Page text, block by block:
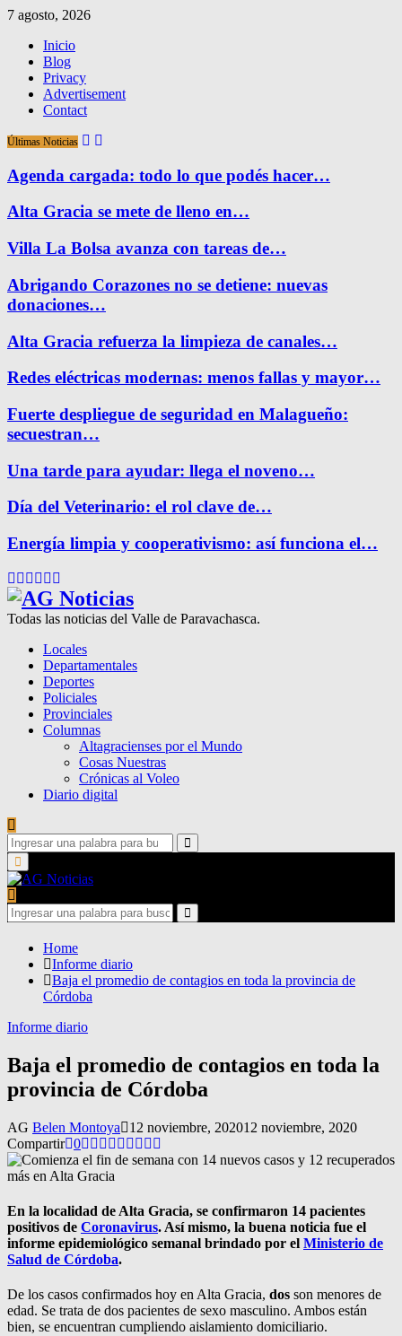
7 agosto, 2026
Inicio
Blog
Privacy
Advertisement
Contact
Últimas Noticias
Agenda cargada: todo lo que podés hacer…
Alta Gracia se mete de lleno en…
Villa La Bolsa avanza con tareas de…
Abrigando Corazones no se detiene: nuevas
donaciones…
Alta Gracia refuerza la limpieza de canales…
Redes eléctricas modernas: menos fallas y mayor…
Fuerte despliegue de seguridad en Malagueño:
secuestran…
Una tarde para ayudar: llega el noveno…
Día del Veterinario: el rol clave de…
Energía limpia y cooperativismo: así funciona el…
Facebook
Twitter
Instagram
Pinterest
Google
Todas las noticias del Valle de Paravachasca.
Locales
Departamentales
Deportes
Policiales
Provinciales
Columnas
Altagracienses por el Mundo
Cosas Nuestras
Crónicas al Voleo
Diario digital
Search
for:
Search
Primary
Menu
Search
for:
Search
Home
Informe diario
Baja el promedio de contagios en toda la provincia de
Córdoba
Informe diario
Baja el promedio de contagios en toda la
provincia de Córdoba
AG Belen Montoya 12 noviembre, 202012 noviembre, 2020
Compartir 0
En la localidad de Alta Gracia, se confirmaron 14 pacientes
positivos de Coronavirus. Así mismo, la buena noticia fue el
informe epidemiológico semanal brindado por el Ministerio de
Salud de Córdoba.
De los casos confirmados hoy en Alta Gracia, dos son menores de
edad. Se trata de dos pacientes de sexo masculino. Ambos están
bien, se encuentran cumpliendo aislamiento domiciliario.